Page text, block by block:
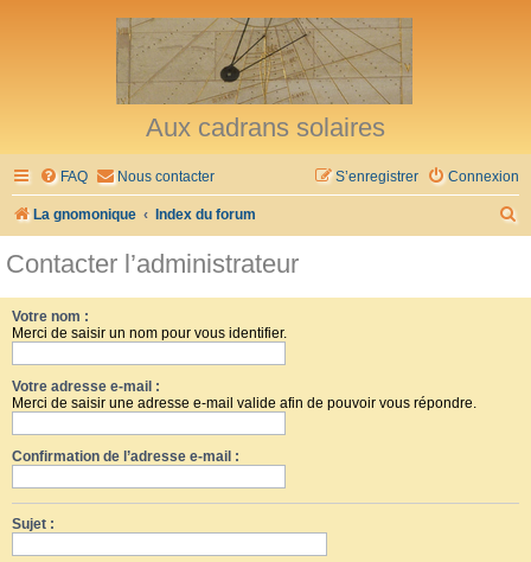
Aux cadrans solaires
FAQ Nous contacter Connexion
S’enregistrer
La gnomonique Index du forum
Contacter l’administrateur
Votre nom :
Merci de saisir un nom pour vous identifier.
Votre adresse e-mail :
Merci de saisir une adresse e-mail valide afin de pouvoir vous répondre.
Confirmation de l’adresse e-mail :
Sujet :